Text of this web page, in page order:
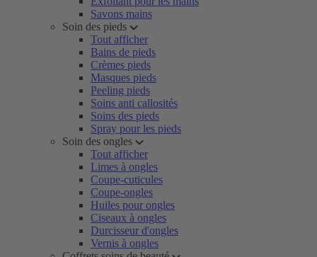
Savons mains
Soin des pieds
Tout afficher
Bains de pieds
Crèmes pieds
Masques pieds
Peeling pieds
Soins anti callosités
Soins des pieds
Spray pour les pieds
Soin des ongles
Tout afficher
Limes à ongles
Coupe-cuticules
Coupe-ongles
Huiles pour ongles
Ciseaux à ongles
Durcisseur d'ongles
Vernis à ongles